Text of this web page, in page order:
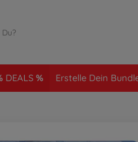
DEALS Erstelle Dein